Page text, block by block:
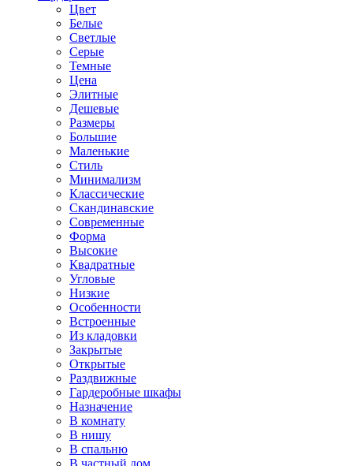
Цвет
Белые
Светлые
Серые
Темные
Цена
Элитные
Дешевые
Размеры
Большие
Маленькие
Стиль
Минимализм
Классические
Скандинавские
Современные
Форма
Высокие
Квадратные
Угловые
Низкие
Особенности
Встроенные
Из кладовки
Закрытые
Открытые
Раздвижные
Гардеробные шкафы
Назначение
В комнату
В нишу
В спальню
В частный дом